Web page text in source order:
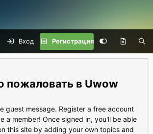
Вход Регистрация
Uwow
guest message. Register a free account
a member! Once signed in, you'll be able
this site by adding your own topics and